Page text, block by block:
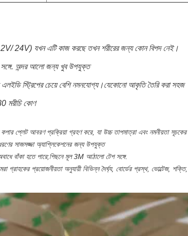
24V) যখন এটি কাজ করছে তখন শরীরের জন্য কোন বিপদ নেই।
অন্দর আলো জন্য খুব উপযুক্ত
স্ট্রিপের চেয়ে বেশি নমনযোগ্য।যেকোনো আকৃতি তৈরি করা সহজ
মরীচি কোণ
প্লেট আবরণ প্রক্রিয়া গ্রহণ করে, যা উচ্চ তাপমাত্রা এবং নমনীয়তা সূচকের
সাজসজ্জা অ্যাপ্লিকেশনের জন্য উপযুক্ত
বাঁকা হতে পারে;পিছনে মূল 3M আঠালো টেপ সঙ্গে.
গ্রাহকের প্রয়োজনীয়তা অনুযায়ী বিভিন্ন দৈর্ঘ্য, বোর্ডের প্রস্থ, ভোল্টেজ,